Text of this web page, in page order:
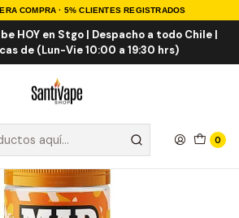
COMPRA · 5% CLIENTES REGISTRADOS
HOY en Stgo | Despacho a todo Chile |
de (Lun-Vie 10:00 a 19:30 hrs)
0
E-liquid Importados 100ml
Crazy Orange 100ml